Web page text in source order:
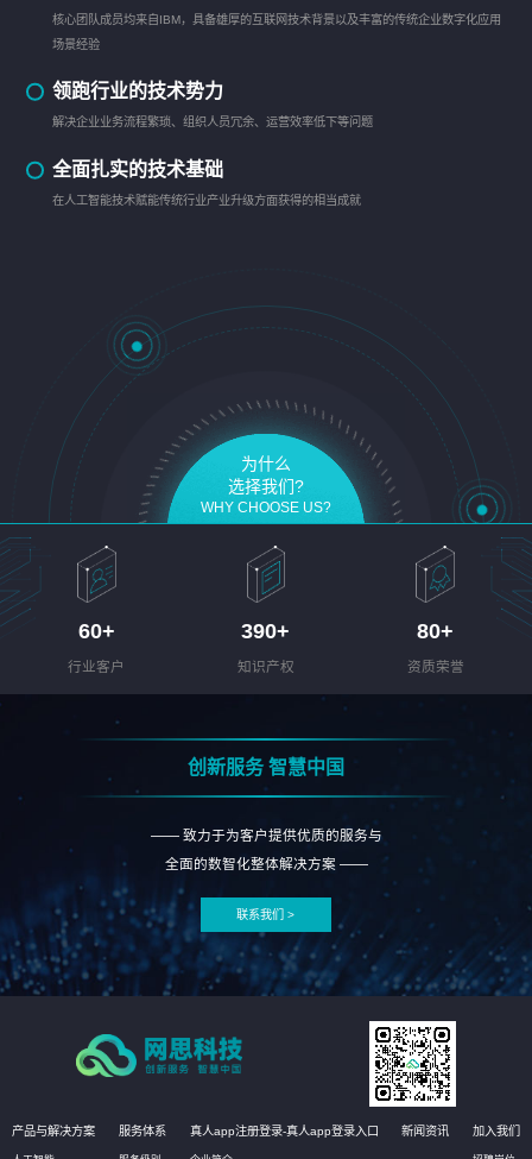
核心团队成员均来自IBM，具备雄厚的互联网技术背景以及丰富的传统企业数字化应用
场景经验
领跑行业的技术势力
解决企业业务流程繁琐、组织人员冗余、运营效率低下等问题
全面扎实的技术基础
在人工智能技术赋能传统行业产业升级方面获得的相当成就
为什么
选择我们?
WHY CHOOSE US?
60+
行业客户
390+
知识产权
80+
资质荣誉
创新服务 智慧中国
—— 致力于为客户提供优质的服务与
全面的数智化整体解决方案 ——
联系我们 >
产品与解决方案 服务体系 真人app注册登录-真人app登录入口 新闻资讯 加入我们